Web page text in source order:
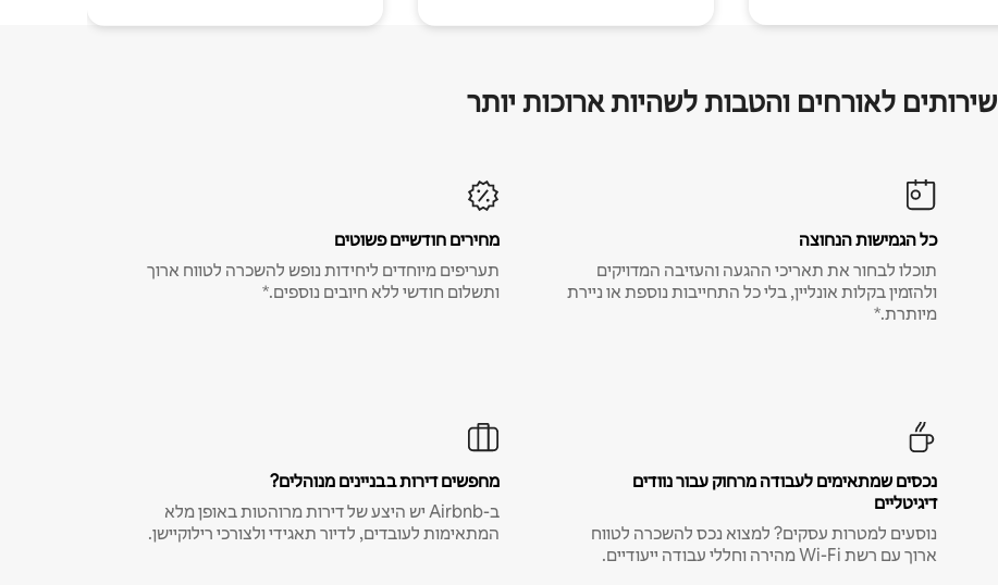
שירותים לאורחים והטבות לשהיות ארוכות יותר
כל הגמישות הנחוצה
תוכלו לבחור את תאריכי ההגעה והעזיבה המדויקים
ולהזמין בקלות אונליין, בלי כל התחייבות נוספת או ניירת
מיותרת.*
מחירים חודשיים פשוטים
תעריפים מיוחדים ליחידות נופש להשכרה לטווח ארוך
ותשלום חודשי ללא חיובים נוספים.*
נכסים שמתאימים לעבודה מרחוק עבור נוודים
דיגיטליים
נוסעים למטרות עסקים? למצוא נכס להשכרה לטווח
ארוך עם רשת Wi-Fi מהירה וחללי עבודה ייעודיים.
מחפשים דירות בבניינים מנוהלים?
ב-Airbnb יש היצע של דירות מרוהטות באופן מלא
המתאימות לעובדים, לדיור תאגידי ולצורכי רילוקיישן.